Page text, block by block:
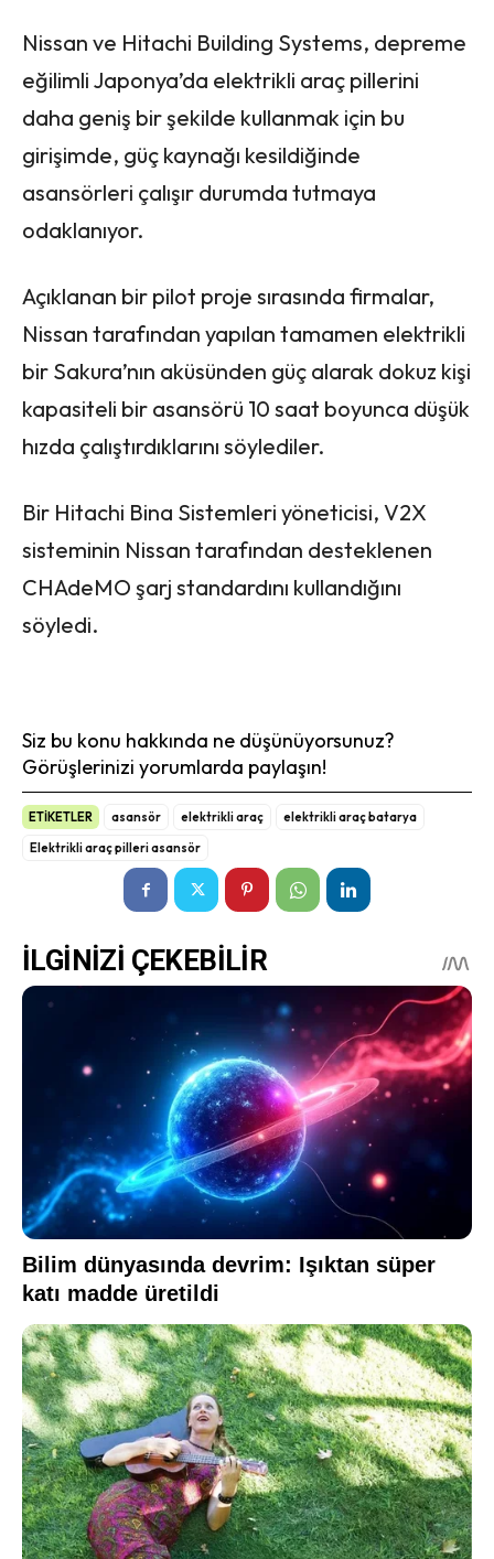
Nissan ve Hitachi Building Systems, depreme
eğilimli Japonya’da elektrikli araç pillerini
daha geniş bir şekilde kullanmak için bu
girişimde, güç kaynağı kesildiğinde
asansörleri çalışır durumda tutmaya
odaklanıyor.
Açıklanan bir pilot proje sırasında firmalar,
Nissan tarafından yapılan tamamen elektrikli
bir Sakura’nın aküsünden güç alarak dokuz kişi
kapasiteli bir asansörü 10 saat boyunca düşük
hızda çalıştırdıklarını söylediler.
Bir Hitachi Bina Sistemleri yöneticisi, V2X
sisteminin Nissan tarafından desteklenen
CHAdeMO şarj standardını kullandığını
söyledi.
Siz bu konu hakkında ne düşünüyorsunuz?
Görüşlerinizi yorumlarda paylaşın!
ETİKETLER asansör elektrikli araç
elektrikli araç batarya
Elektrikli araç pilleri asansör